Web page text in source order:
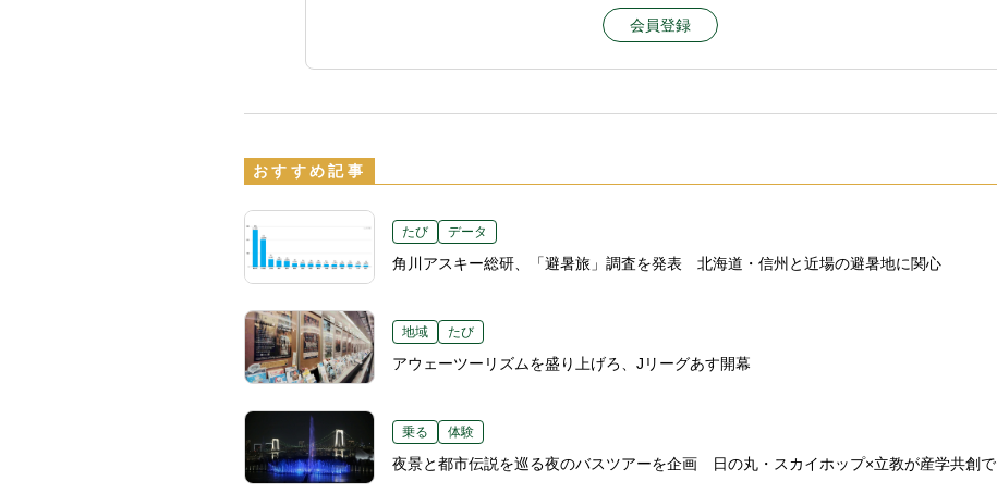
会員登録
おすすめ記事
たび データ
角川アスキー総研、「避暑旅」調査を発表 北海道・信州と近場の避暑地に関心
地域 たび
アウェーツーリズムを盛り上げろ、Jリーグあす開幕
乗る 体験
夜景と都市伝説を巡る夜のバスツアーを企画 日の丸・スカイホップ×立教が産学共創で